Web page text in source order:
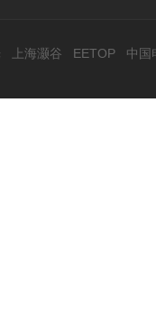
上海灏谷 EETOP 中国